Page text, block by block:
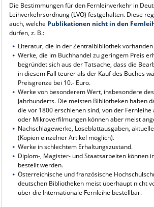
Die Bestimmungen für den Fernleihverkehr in
Leihverkehrsordnung (LVO) festgehalten. Diese
auch, welche Publikationen nicht in den
dürfen, z. B.:
Literatur, die in der Zentralbibliothek
Werke, die im Buchhandel zu geringem Preis
begründet sich aus der Tatsache, dass die
in diesem Fall teurer als der Kauf des Buches
Preisgrenze bei 10.- Euro.
Werke von besonderem Wert, insbesondere
Jahrhunderts. Die meisten Bibliotheken haben
die vor 1800 erschienen sind, von der
oder Mikroverfilmungen können aber meist
Nachschlagewerke, Loseblattausgaben,
(Kopien einzelner Artikel möglich).
Werke in schlechtem Erhaltungszustand.
Diplom-, Magister- und Staatsarbeiten können
bestellt werden.
Österreichische und französische
deutschen Bibliotheken meist überhaupt nicht
über die Internationale Fernleihe bestellbar.